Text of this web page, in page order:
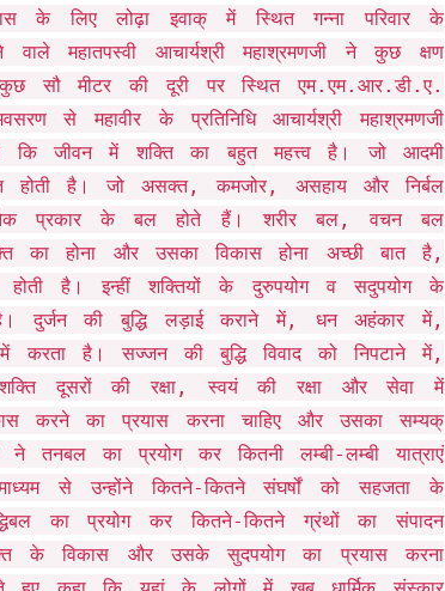
के लिए लोढ़ा इवाक् में स्थित गन्ना परिवार के
महातपस्वी आचार्यश्री महाश्रमणजी ने कुछ क्षण
सौ मीटर की दूरी पर स्थित एम.एम.आर.डी.ए.
से महावीर के प्रतिनिधि आचार्यश्री महाश्रमणजी
कि जीवन में शक्ति का बहुत महत्त्व है। जो आदमी
होती है। जो असक्त, कमजोर, असहाय और निर्बल
प्रकार के बल होते हैं। शरीर बल, वचन बल
का होना और उसका विकास होना अच्छी बात है,
है। इन्हीं शक्तियों के दुरुपयोग व सदुपयोग के
दुर्जन की बुद्धि लड़ाई कराने में, धन अहंकार में,
करता है। सज्जन की बुद्धि विवाद को निपटाने में,
दूसरों की रक्षा, स्वयं की रक्षा और सेवा में
करने का प्रयास करना चाहिए और उसका सम्यक्
तनबल का प्रयोग कर कितनी लम्बी-लम्बी यात्राएं
से उन्होंने कितने-कितने संघर्षों को सहजता के
का प्रयोग कर कितने-कितने ग्रंथों का संपादन
के विकास और उसके सुदपयोग का प्रयास करना